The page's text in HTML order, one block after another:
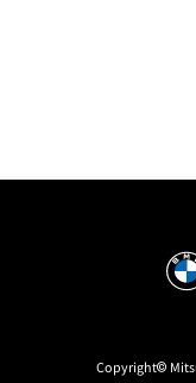
Copyright©